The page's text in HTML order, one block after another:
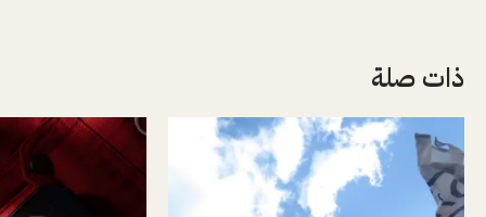
ذات صلة